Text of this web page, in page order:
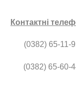
Контактні
(0382) 65-11-
(0382) 65-60-